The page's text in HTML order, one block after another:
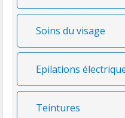
Soins du visage
Epilations
Teintures